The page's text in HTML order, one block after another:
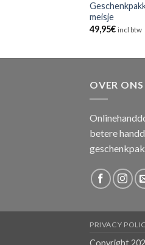
meisje
49,95€ incl btw
OVER ONS
betere
PRIVACY